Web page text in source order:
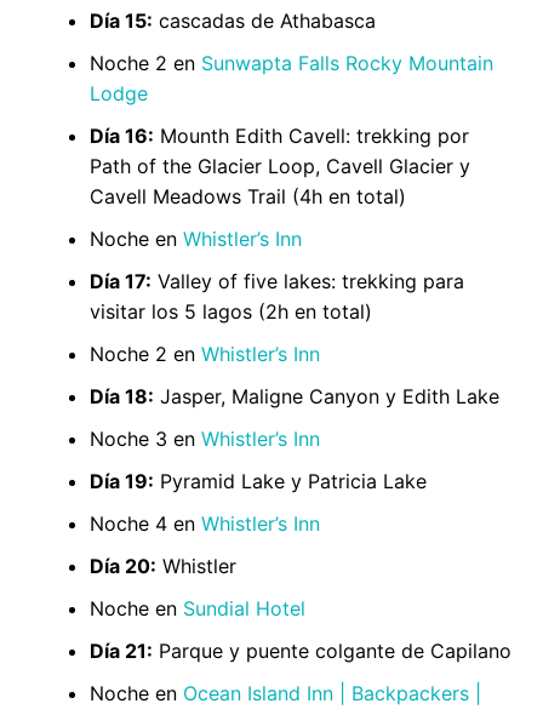
Día 15: cascadas de Athabasca
Noche 2 en Sunwapta Falls Rocky Mountain
Lodge
Día 16: Mounth Edith Cavell: trekking por
Path of the Glacier Loop, Cavell Glacier y
Cavell Meadows Trail (4h en total)
Noche en Whistler’s Inn
Día 17: Valley of five lakes: trekking para
visitar los 5 lagos (2h en total)
Noche 2 en Whistler’s Inn
Día 18: Jasper, Maligne Canyon y Edith Lake
Noche 3 en Whistler’s Inn
Día 19: Pyramid Lake y Patricia Lake
Noche 4 en Whistler’s Inn
Día 20: Whistler
Noche en Sundial Hotel
Día 21: Parque y puente colgante de Capilano
Noche en Ocean Island Inn | Backpackers |